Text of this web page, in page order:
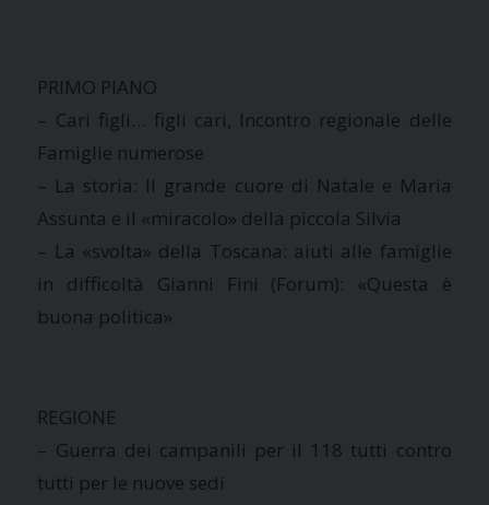
PRIMO PIANO
– Cari figli… figli cari, Incontro regionale delle
Famiglie numerose
– La storia: Il grande cuore di Natale e Maria
Assunta e il «miracolo» della piccola Silvia
– La «svolta» della Toscana: aiuti alle famiglie
in difficoltà Gianni Fini (Forum): «Questa è
buona politica»
REGIONE
– Guerra dei campanili per il 118 tutti contro
tutti per le nuove sedi